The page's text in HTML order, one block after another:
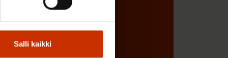
Salli kaikki